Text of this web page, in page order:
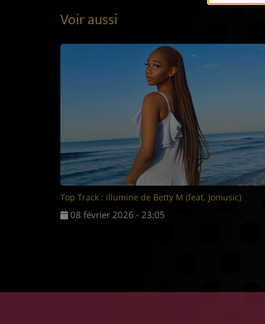
Voir aussi
Top Track : Illumine de Betty M (feat. Jomusic)
08 février 2026 - 23:05